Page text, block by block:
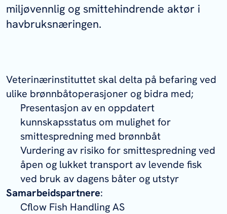
miljøvennlig og smittehindrende aktør i
havbruksnæringen.
Veterinærinstituttet skal delta på befaring ved
ulike brønnbåtoperasjoner og bidra med;
Presentasjon av en oppdatert
kunnskapsstatus om mulighet for
smittespredning med brønnbåt
Vurdering av risiko for smittespredning ved
åpen og lukket transport av levende fisk
ved bruk av dagens båter og utstyr
Samarbeidspartnere:
Cflow Fish Handling AS